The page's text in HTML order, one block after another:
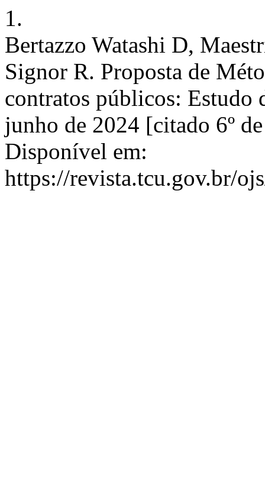
1.
Bertazzo Watashi D,
Signor R. Proposta de
contratos públicos: Estudo
junho de 2024 [citado 6º
Disponível em:
https://revista.tcu.gov.br/